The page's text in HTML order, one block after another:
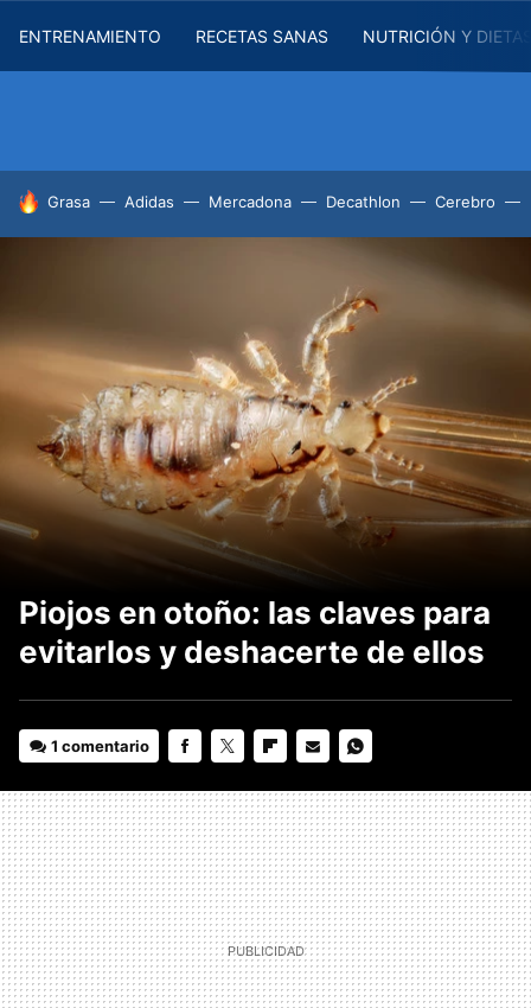
ENTRENAMIENTO RECETAS SANAS NUTRICIÓN Y
HOY SE HABLA DE
Grasa Adidas Mercadona Decathlon Cerebro
Piojos en otoño: las claves para
evitarlos y deshacerte de ellos
1 comentario
MAIL